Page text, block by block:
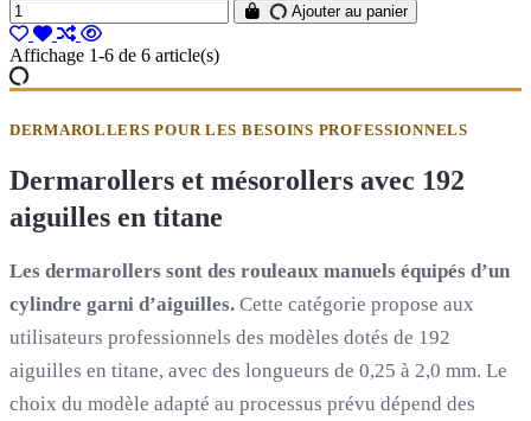
Ajouter au panier
Affichage 1-6 de 6 article(s)
DERMAROLLERS POUR LES BESOINS PROFESSIONNELS
Dermarollers et mésorollers avec 192
aiguilles en titane
Les dermarollers sont des rouleaux manuels équipés d’un
cylindre garni d’aiguilles. Cette catégorie propose aux
utilisateurs professionnels des modèles dotés de 192
aiguilles en titane, avec des longueurs de 0,25 à 2,0 mm. Le
choix du modèle adapté au processus prévu dépend des